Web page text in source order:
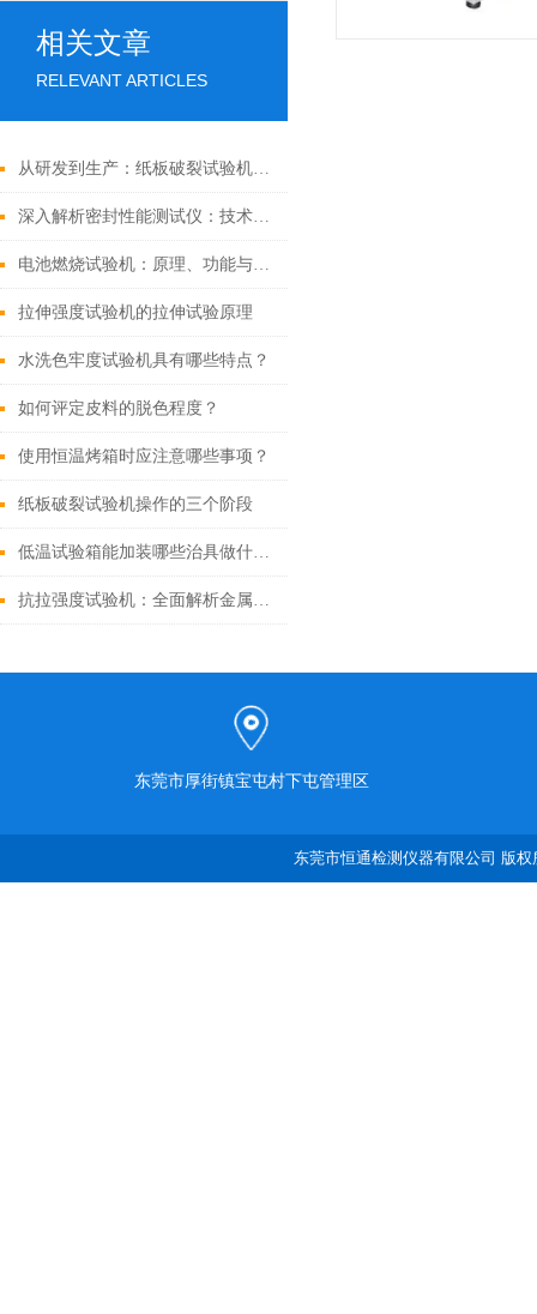
相关文章
RELEVANT ARTICLES
从研发到生产：纸板破裂试验机在包装材料研发与质量控制中的关键角色
深入解析密封性能测试仪：技术原理与应用实践
电池燃烧试验机：原理、功能与应用全面解析
拉伸强度试验机的拉伸试验原理
水洗色牢度试验机具有哪些特点？
如何评定皮料的脱色程度？
使用恒温烤箱时应注意哪些事项？
纸板破裂试验机操作的三个阶段
低温试验箱能加装哪些治具做什么试验？
抗拉强度试验机：全面解析金属与非金属材料力学性能测试方案
东莞市厚街镇宝屯村下屯管理区
东莞市恒通检测仪器有限公司 版